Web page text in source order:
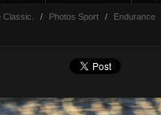
/ Photos Sport / Endurance